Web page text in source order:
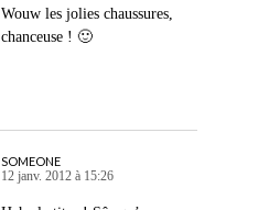
Wouw les jolies chaussures,
chanceuse ! 🙂
SOMEONE
12 janv. 2012 à 15:26